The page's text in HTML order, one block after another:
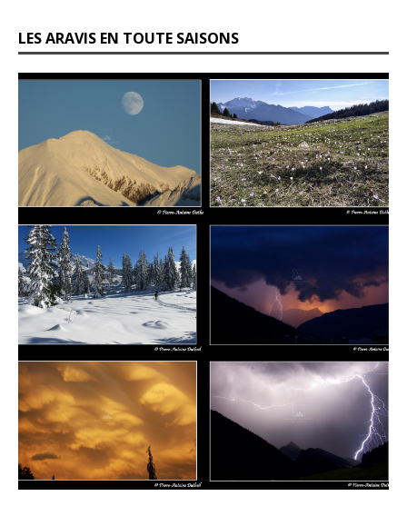
LES ARAVIS EN TOUTE SAISONS